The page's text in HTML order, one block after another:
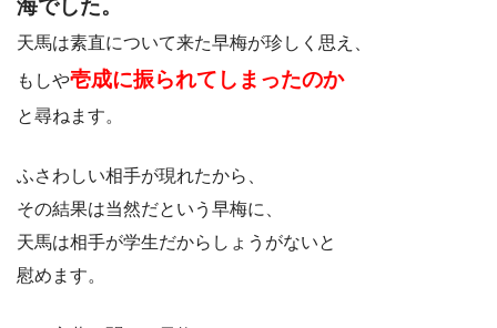
海でした。
天馬は素直について来た早梅が珍しく思え、
もしや壱成に振られてしまったのか
と尋ねます。
ふさわしい相手が現れたから、
その結果は当然だという早梅に、
天馬は相手が学生だからしょうがないと
慰めます。